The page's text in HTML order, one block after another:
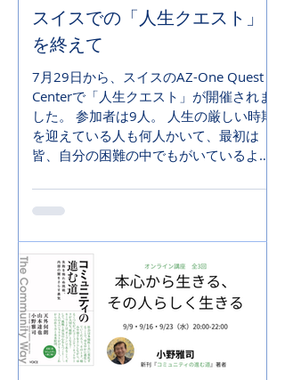
スイスでの「人生クエスト」
を終えて
7月29日から、スイスのAZ-One Quest
Centerで「人生クエスト」が開催されま
した。 参加者は9人。 人生の厳しい時期
を迎えている人も何人かいて、最初は
皆、自分の困難の中でもがいているよう
で、少しずつ変わっていきます。 安心の
空気の中、参加者は少しずつ自分の本
した。 それにつれて、本当の願いや、本
当に向かっていきたい方向が見えてくる
過程が見られました。 どんな状況の中で
も自分らしく育っていこうとする力があ
ることを、一人一人が実感していく道の
りでした。 そこから、最幸の人生が描け
てきます。 日本でも、8月10日から人生